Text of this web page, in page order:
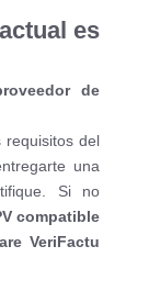
es
de
requisitos del
una
Si no
compatible
VeriFactu